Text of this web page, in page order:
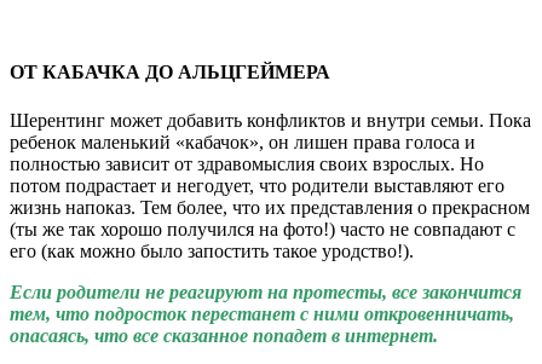
ОТ КАБАЧКА ДО АЛЬЦГЕЙМЕРА
Шерентинг может добавить конфликтов и внутри семьи. Пока
ребенок маленький «кабачок», он лишен права голоса и
полностью зависит от здравомыслия своих взрослых. Но
потом подрастает и негодует, что родители выставляют его
жизнь напоказ. Тем более, что их представления о прекрасном
(ты же так хорошо получился на фото!) часто не совпадают с
его (как можно было запостить такое уродство!).
Если родители не реагируют на протесты, все закончится
тем, что подросток перестанет с ними откровенничать,
опасаясь, что все сказанное попадет в интернет.